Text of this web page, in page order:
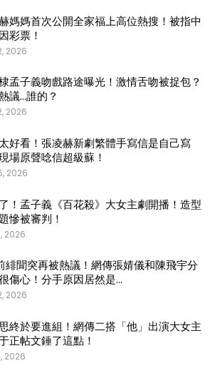
媽媽首次公開全家福上高位熱搜！被指中
彩票！
2026
孟子義吻戲路途曝光！激情舌吻被捉包？
議…誰的？
2026
好看！張凌赫新劇繁體手寫信是自己寫
場原聲唸信超級蘇！
2026
！孟子義《百花殺》大女主劇開播！造型
慘被審判！
2026
緋聞突再被熱議！網傳張婧儀和陳飛宇分
傷心！分手原因居然是…
2026
終於要進組！網傳二搭「他」出演大女主
正帖文錘了這點！
2026